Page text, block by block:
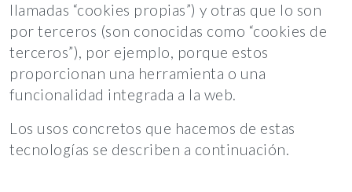
llamadas “cookies propias”) y otras que lo son
por terceros (son conocidas como “cookies de
terceros”), por ejemplo, porque estos
proporcionan una herramienta o una
funcionalidad integrada a la web.
Los usos concretos que hacemos de estas
tecnologías se describen a continuación.